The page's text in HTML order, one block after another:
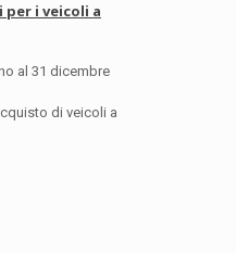
i veicoli a
al 31 dicembre
di veicoli a